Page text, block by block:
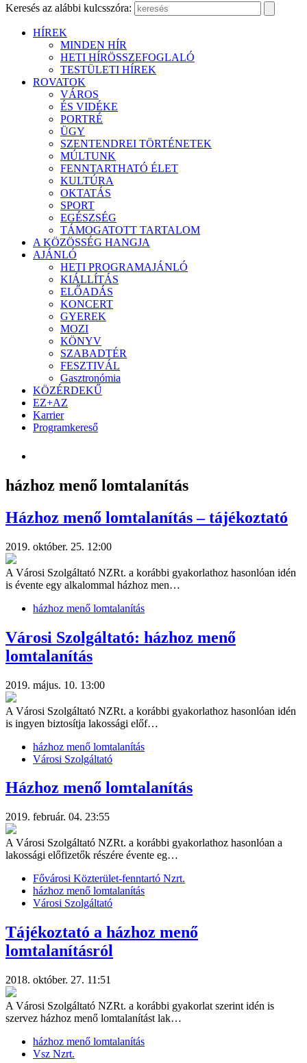
Keresés az alábbi kulcsszóra:
HÍREK
MINDEN HÍR
HETI HÍRÖSSZEFOGLALÓ
TESTÜLETI HÍREK
ROVATOK
VÁROS
ÉS VIDÉKE
PORTRÉ
ÜGY
SZENTENDREI TÖRTÉNETEK
MÚLTUNK
FENNTARTHATÓ ÉLET
KULTÚRA
OKTATÁS
SPORT
EGÉSZSÉG
TÁMOGATOTT TARTALOM
A KÖZÖSSÉG HANGJA
AJÁNLÓ
HETI PROGRAMAJÁNLÓ
KIÁLLÍTÁS
ELŐADÁS
KONCERT
GYEREK
MOZI
KÖNYV
SZABADTÉR
FESZTIVÁL
Gasztronómia
KÖZÉRDEKŰ
EZ+AZ
Karrier
Programkereső
házhoz menő lomtalanítás
Házhoz menő lomtalanítás – tájékoztató
2019. október. 25. 12:00
A Városi Szolgáltató NZRt. a korábbi gyakorlathoz hasonlóan idén
is évente egy alkalommal házhoz men…
házhoz menő lomtalanítás
Városi Szolgáltató: házhoz menő
lomtalanítás
2019. május. 10. 13:00
A Városi Szolgáltató NZRt. a korábbi gyakorlathoz hasonlóan idén
is ingyen biztosítja lakossági előf…
házhoz menő lomtalanítás
Városi Szolgáltató
Házhoz menő lomtalanítás
2019. február. 04. 23:55
A Városi Szolgáltató NZRt. a korábbi gyakorlathoz hasonlóan a
lakossági előfizetők részére évente eg…
Fővárosi Közterület-fenntartó Nzrt.
házhoz menő lomtalanítás
Városi Szolgáltató
Tájékoztató a házhoz menő
lomtalanításról
2018. október. 27. 11:51
A Városi Szolgáltató NZRt. a korábbi gyakorlat szerint idén is
szervez házhoz menő lomtalanítást lak…
házhoz menő lomtalanítás
Vsz Nzrt.